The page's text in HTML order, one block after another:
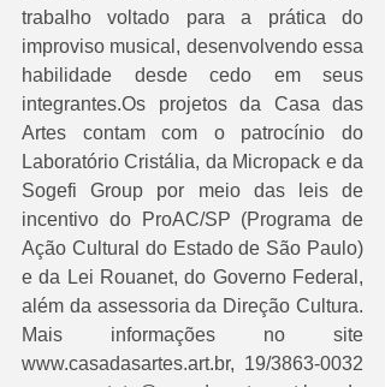
trabalho voltado para a prática do
improviso musical, desenvolvendo essa
habilidade desde cedo em seus
integrantes.Os projetos da Casa das
Artes contam com o patrocínio do
Laboratório Cristália, da Micropack e da
Sogefi Group por meio das leis de
incentivo do ProAC/SP (Programa de
Ação Cultural do Estado de São Paulo)
e da Lei Rouanet, do Governo Federal,
além da assessoria da Direção Cultura.
Mais informações no site
www.casadasartes.art.br, 19/3863-0032